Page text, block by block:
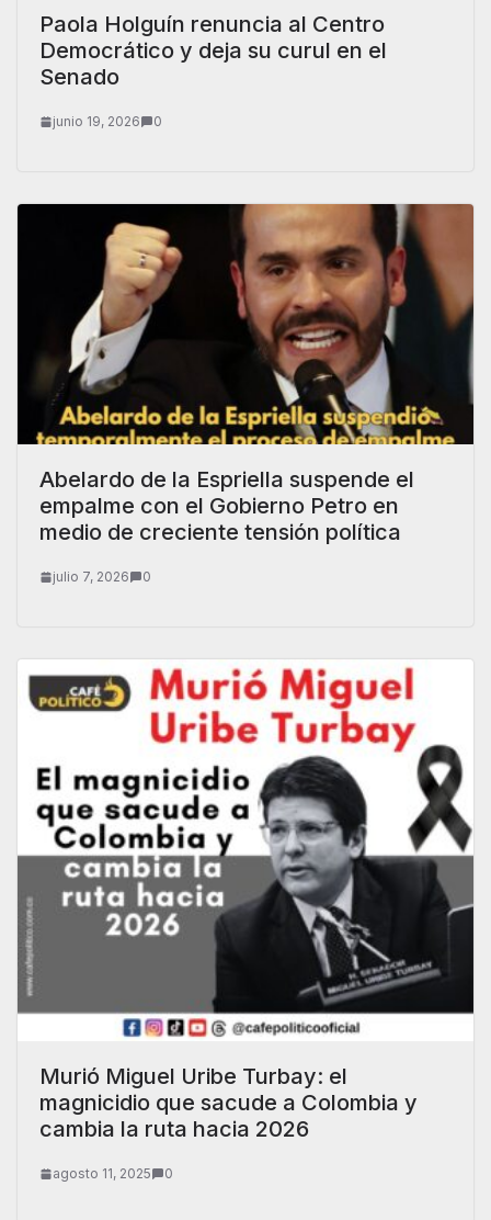
Paola Holguín renuncia al Centro
Democrático y deja su curul en el
Senado
junio 19, 2026 0
Abelardo de la Espriella suspende el
empalme con el Gobierno Petro en
medio de creciente tensión política
julio 7, 2026 0
Murió Miguel Uribe Turbay: el
magnicidio que sacude a Colombia y
cambia la ruta hacia 2026
agosto 11, 2025 0